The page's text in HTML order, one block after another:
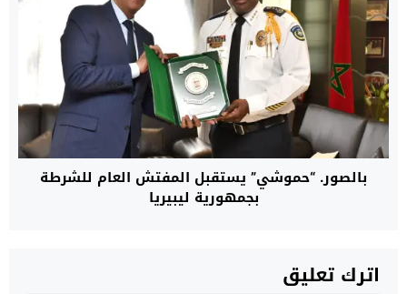
بالصور. “حموشي” يستقبل المفتش العام للشرطة
بجمهورية ليبيريا
اترك تعليق